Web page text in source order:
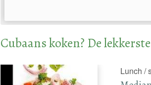
Cubaans koken? De
Lunch /